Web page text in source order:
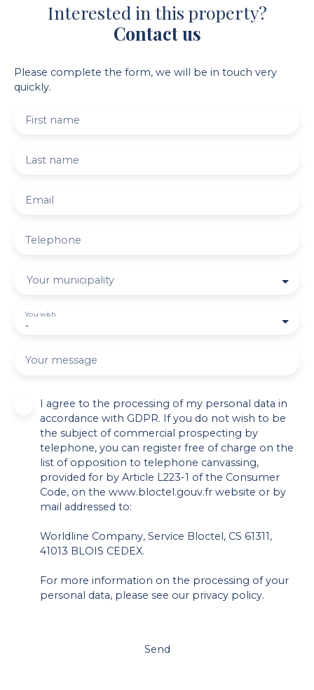
Interested in this property?
Contact us
Please complete the form, we will be in touch very
quickly.
First name
Last name
Email
Telephone
Your municipality
-
You wish
Your message
I agree to the processing of my personal data in
accordance with GDPR. If you do not wish to be
the subject of commercial prospecting by
telephone, you can register free of charge on the
list of opposition to telephone canvassing,
provided for by Article L223-1 of the Consumer
Code, on the www.bloctel.gouv.fr website or by
mail addressed to:
Worldline Company, Service Bloctel, CS 61311,
41013 BLOIS CEDEX.
For more information on the processing of your
personal data, please see our privacy policy.
Send